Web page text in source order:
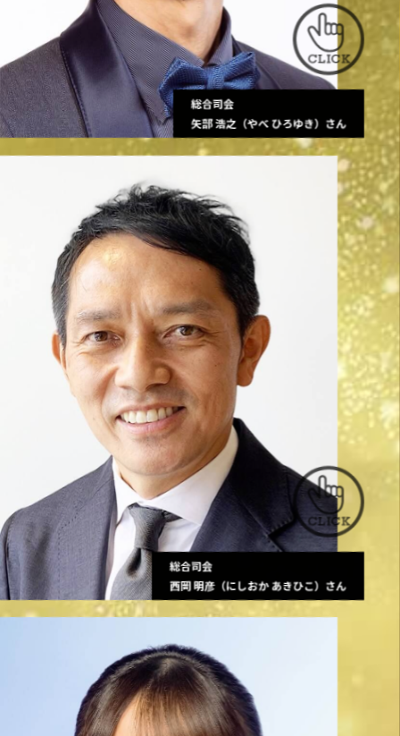
総合司会
矢部 浩之（やべ ひろゆき）さん
総合司会
西岡 明彦（にしおか あきひこ）さん